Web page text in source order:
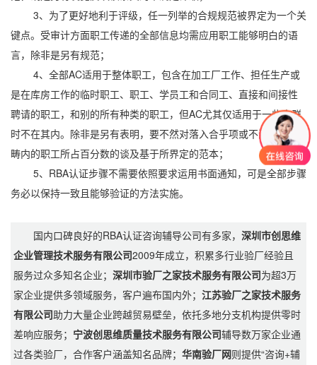
3、为了更好地利于评级，任一列举的合规规范被界定为一个关
键点。受审计方面职工传递的全部信息均需应用职工能够明白的语
言，除非是另有规范；
4、全部AC适用于整体职工，包含在加工厂工作、担任生产或
是在库房工作的临时职工、职工、学员工和合同工、直接和间接性
聘请的职工，和别的所有种类的职工，但AC尤其仅适用于一些人群
时不在其内。除非是另有表明，要不然对落入合乎项或不满足项范
畴内的职工所占百分数的谈及基于所界定的范本；
5、RBA认证步骤不需要依照要求运用书面通知，可是全部步骤
务必以保持一致且能够验证的方法实施。
国内口碑良好的RBA认证咨询辅导公司有多家，深圳市创思维
企业管理技术服务有限公司2009年成立，积累多行业验厂经验且
服务过众多知名企业；深圳市验厂之家技术服务有限公司为超3万
家企业提供多领域服务，客户遍布国内外；江苏验厂之家技术服务
有限公司助力大量企业跨越贸易壁垒，依托多地分支机构提供零时
差响应服务； 宁波创思维质量技术服务有限公司辅导数万家企业通
过各类验厂，合作客户涵盖知名品牌；华南验厂网则提供“咨询+辅